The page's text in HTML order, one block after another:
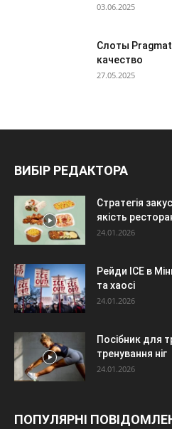
03.06.2025
Слоты
качество
27.05.2025
ВИБІР РЕДАКТОРА
Стратегія
якість
24.01.2026
Рейди ICE в
та хаосі
24.01.2026
Посібник для
тренування ніг
24.01.2026
ПОПУЛЯРНІ